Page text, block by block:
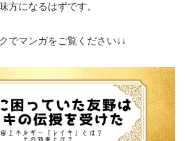
方になるはずです。
でマンガをご覧ください↓↓